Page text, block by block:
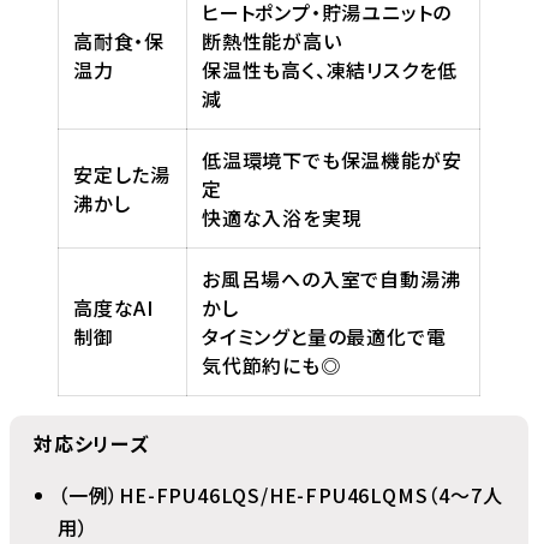
高耐食・保
温力
ヒートポンプ・貯湯ユニットの
断熱性能が高い
保温性も高く、凍結リスクを低
減
安定した湯
沸かし
低温環境下でも保温機能が安
定
快適な入浴を実現
高度なAI
制御
お風呂場への入室で自動湯沸
かし
タイミングと量の最適化で電
気代節約にも◎
対応シリーズ
（一例）HE-FPU46LQS/HE-FPU46LQMS（4～7人
用）